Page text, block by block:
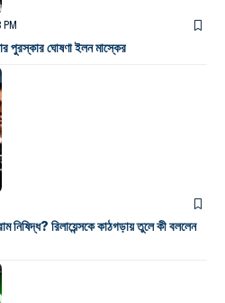
পুরস্কার ঘোষণা ইলন মাস্কের
নিষিদ্ধ? রিলায়েন্সকে কাঠগড়ায় তুলে কী বললেন